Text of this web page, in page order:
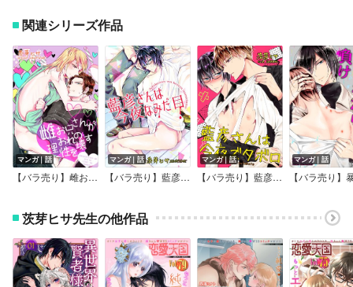
関連シリーズ作品
マンガ｜話
【バラ売り】雌お兄さんがおれの理性を壊す
マンガ｜話
【バラ売り】藍彦さんは今夜なみだ目
マンガ｜話
【バラ売り】藍彦さんは今夜ズタボロ
マンガ｜話
茨芽ヒサ先生の他作品